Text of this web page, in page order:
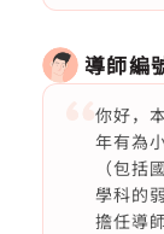
導師編
你好，
年有為
（包括
學科的
擔任導